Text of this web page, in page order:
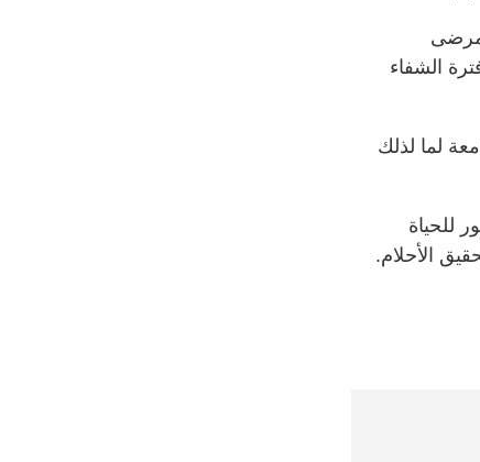
الشفاء
لما لذلك
للحياة
الأحلام.